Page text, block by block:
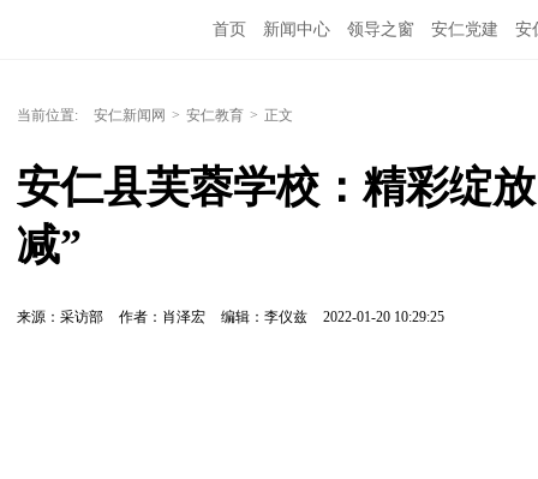
首页 新闻中心 领导之窗 安仁党建 安
当前位置: 安仁新闻网 > 安仁教育 > 正文
安仁县芙蓉学校：精彩绽
减”
来源：采访部 作者：肖泽宏 编辑：李仪兹 2022-01-20 10:29:25